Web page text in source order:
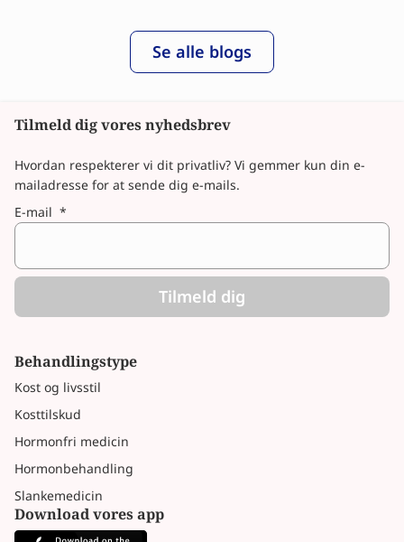
Se alle blogs
Behandlingstype
Kost og livsstil
Kosttilskud
Hormonfri medicin
Hormonbehandling
Slankemedicin
Download vores app
Tilmeld dig vores nyhedsbrev
E-mail *
Tilmeld dig
Hvordan respekterer vi dit privatliv? Vi gemmer kun din e-
mailadresse for at sende dig e-mails.